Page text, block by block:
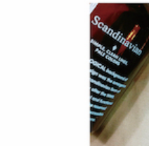
1.本服務係由「台灣大哥大股份有
用戶於交易時，得透過本服務購買
買賣價金債權讓與本公司後，依
2.基於同意付款使用「大哥付你分
資料（包含姓名、電話或地址）提
由本公司與您本人進行分期帳單
3.完整用戶服務條款，請詳閱以下
ATM／網路銀行／等多元方式進
※ 請注意：結帳手續完成當下不需
購買商品的店家。未經商家同意取
後付繳納相關費用。
※ 交易是否成功請以「AFTEE先
是否繳費成功／繳費後需取消欲退
https://
１．透過由恩沛科技股份有限公司
易，需依本服務之必要範圍內提供
每筆NT$100，滿NT$1,000(含
京站台北店客服中心(1F星巴
請自備購物袋，若需購買紙袋